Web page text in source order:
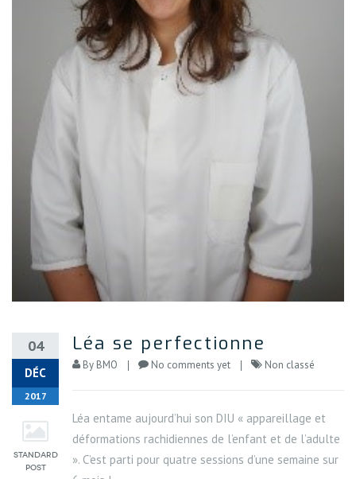
04
DÉC
2017
Léa se perfectionne
By BMO No comments yet Non classé
Léa entame aujourd’hui son DIU « appareillage et
déformations rachidiennes de l’enfant et de l’adulte
». C’est parti pour quatre sessions d’une semaine sur